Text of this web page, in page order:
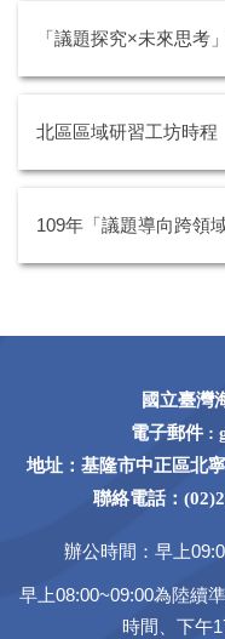
「議題探究×未來思考
北區區域研習工坊時程
109年「議題導向跨領
國立臺灣
電子郵件 :
地址：基隆市中正區北
聯絡電話：
辦公時間：早上
早上08:00~09:00為陸續
時間、下午